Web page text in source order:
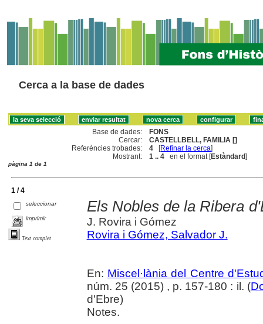
Cerca a la base de dades
Base de dades:
FONS
Cercar:
CASTELLBELL, FAMILIA []
Referències trobades:
4 [Refinar la cerca]
Mostrant:
1 .. 4 en el format [Estàndard]
pàgina 1 de 1
1 / 4
seleccionar
imprimir
Text complet
Els Nobles de la Ribera
J. Rovira i Gómez
Rovira i Gómez, Salvador J.
En: Miscel·lània del Centre
núm. 25 (2015) , p. 157-180 : il. (
d'Ebre)
Notes.